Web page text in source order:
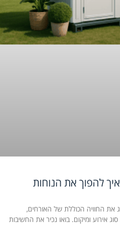
איך להפוך את הנוחות
את החוויה הכוללת של האורחים,
אירוע ומיקום. בואו נכיר את החשיבות